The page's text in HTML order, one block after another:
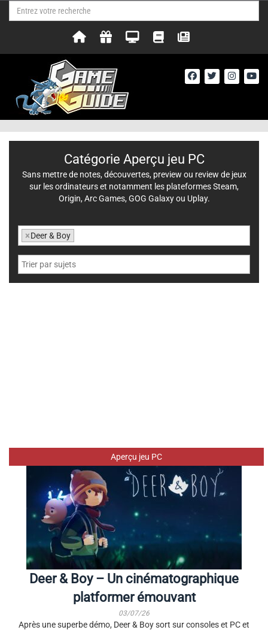
Aperçu jeu PC
Deer & Boy – Un cinématographique
platformer émouvant
03/07/26
Après une superbe démo, Deer & Boy sort sur consoles et PC et
Catégorie Aperçu jeu PC
Sans mettre de notes, découvertes, preview ou review de jeux
sur les ordinateurs et notamment les plateformes Steam,
Origin, Arc Games, GOG Galaxy ou Uplay.
×Deer & Boy